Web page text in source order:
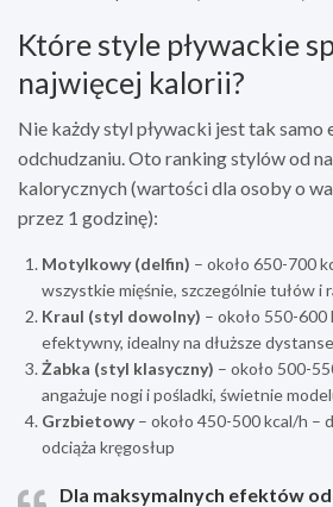
Które style pływackie
najwięcej kalorii?
Nie każdy styl pływacki jest tak samo
odchudzaniu. Oto ranking stylów od
kalorycznych (wartości dla osoby o
przez 1 godzinę):
Motylkowy (delfin) – około 650-700
wszystkie mięśnie, szczególnie tułów i
Kraul (styl dowolny) – około 550-600
efektywny, idealny na dłuższe dystanse
Żabka (styl klasyczny) – około 500-
angażuje nogi i pośladki, świetnie
Grzbietowy– około 450-500 kcal/h –
odciąża kręgosłup
Dla maksymalnych efektów